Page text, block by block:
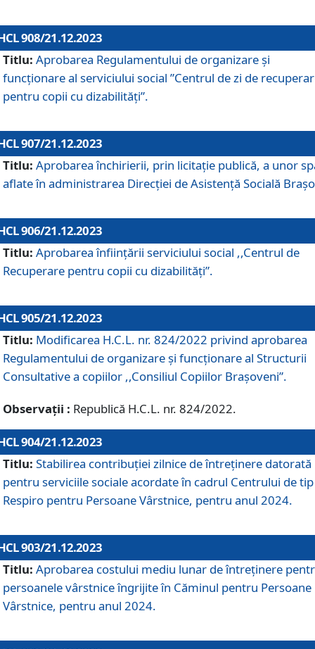
908/21.12.2023
Titlu: Aprobarea Regulamentului de organizare şi
funcţionare al serviciului social ”Centrul de zi de
pentru copii cu dizabilități”.
907/21.12.2023
Titlu: Aprobarea închirierii, prin licitație publică, a unor
aflate în administrarea Direcției de Asistență Socială
906/21.12.2023
Titlu: Aprobarea înființării serviciului social ,,Centrul de
Recuperare pentru copii cu dizabilități”.
905/21.12.2023
Titlu: Modificarea H.C.L. nr. 824/2022 privind aprobarea
Regulamentului de organizare şi funcţionare al Structurii
Consultative a copiilor ,,Consiliul Copiilor Braşoveni”.
Observații : Republică H.C.L. nr. 824/2022.
904/21.12.2023
Titlu: Stabilirea contribuţiei zilnice de întreținere datorată
pentru serviciile sociale acordate în cadrul Centrului de tip
Respiro pentru Persoane Vârstnice, pentru anul 2024.
903/21.12.2023
Titlu: Aprobarea costului mediu lunar de întreţinere
persoanele vârstnice îngrijite în Căminul pentru Persoane
Vârstnice, pentru anul 2024.